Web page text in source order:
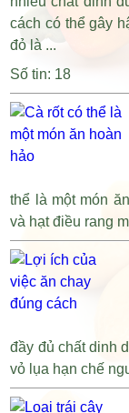
cách có thể gây
đỏ là ...
Số tin: 18
thể là một món
và hạt điều rang
đầy đủ chất dinh
vỏ lụa hạn chế